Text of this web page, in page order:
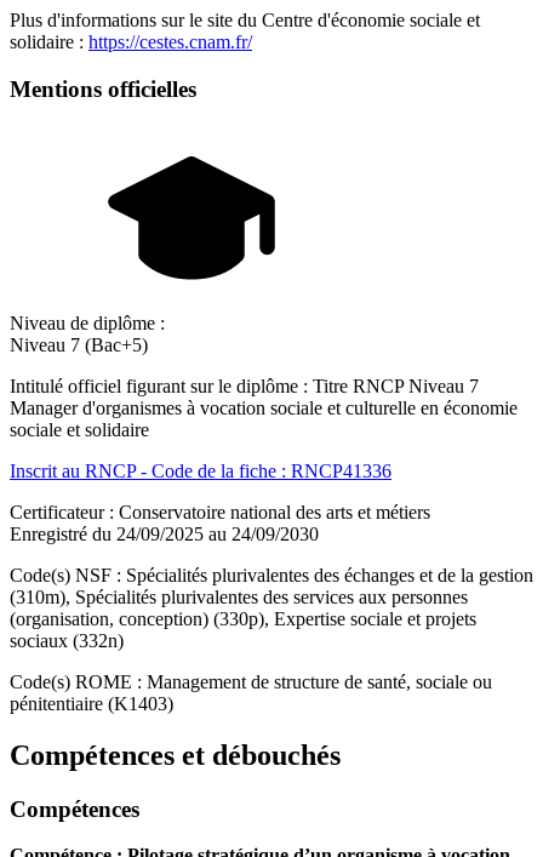
Plus d'informations sur le site du Centre d'économie sociale et
solidaire : https://cestes.cnam.fr/
Mentions officielles
Niveau de diplôme :
Niveau 7 (Bac+5)
Intitulé officiel figurant sur le diplôme : Titre RNCP Niveau 7
Manager d'organismes à vocation sociale et culturelle en économie
sociale et solidaire
Inscrit au RNCP - Code de la fiche : RNCP41336
Certificateur : Conservatoire national des arts et métiers
Enregistré du 24/09/2025 au 24/09/2030
Code(s) NSF : Spécialités plurivalentes des échanges et de la gestion
(310m), Spécialités plurivalentes des services aux personnes
(organisation, conception) (330p), Expertise sociale et projets
sociaux (332n)
Code(s) ROME : Management de structure de santé, sociale ou
pénitentiaire (K1403)
Compétences et débouchés
Compétences